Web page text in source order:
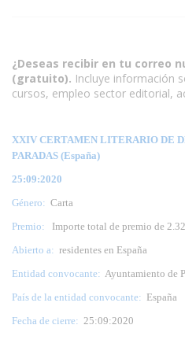
¿Deseas recibir en tu correo
(gratuito). Incluye información
cursos, empleo sector editorial,
XXIV CERTAMEN LITERARIO DE
PARADAS (España)
25:09:2020
Género: Carta
Premio:
Importe total de premio de
Abierto a: residentes en España
Entidad convocante: Ayuntamiento de
País de la entidad convocante: España
Fecha de cierre: 25:09:2020